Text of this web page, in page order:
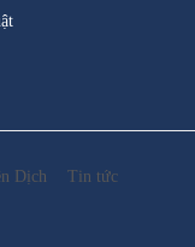
Dịch Tin tức